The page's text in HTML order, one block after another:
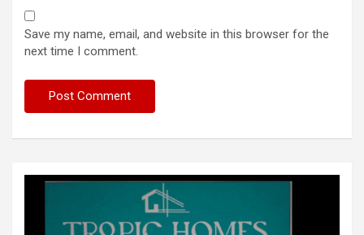
Save my name, email, and website in this browser for the
next time I comment.